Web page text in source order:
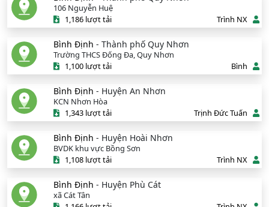
106 Nguyễn Huệ
1,186 lượt tải
Trình NX
Bình Định - Thành phố Quy Nhơn
Trường THCS Đống Đa, Quy Nhơn
1,100 lượt tải
Bình
Bình Định - Huyện An Nhơn
KCN Nhơn Hòa
1,343 lượt tải
Trịnh Đức Tuấn
Bình Định - Huyện Hoài Nhơn
BVDK khu vực Bồng Sơn
1,108 lượt tải
Trình NX
Bình Định - Huyện Phù Cát
xã Cát Tân